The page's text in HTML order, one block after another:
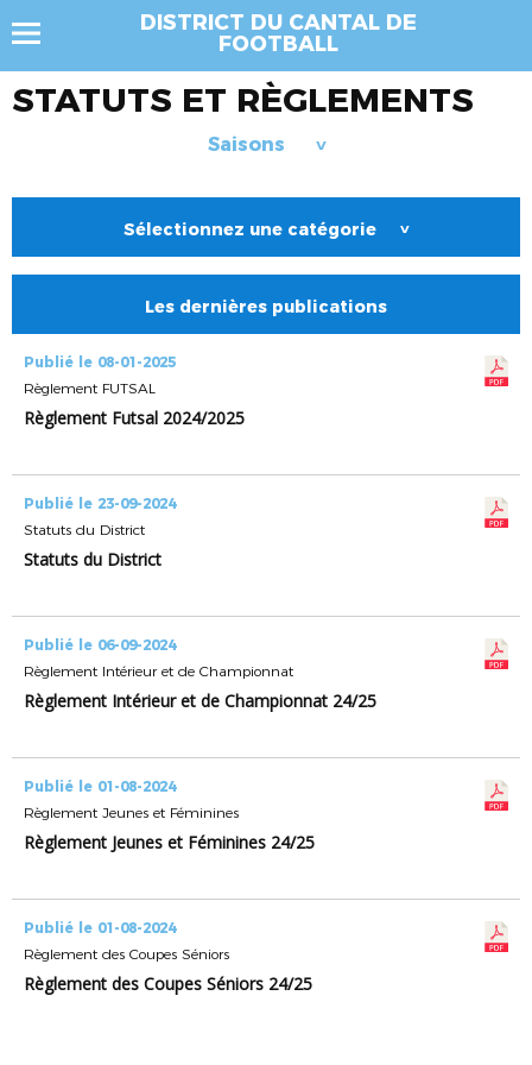
DISTRICT DU CANTAL DE
FOOTBALL
STATUTS ET RÈGLEMENTS
Saisons >
Sélectionnez une catégorie >
Les dernières publications
Publié le 08-01-2025
Règlement FUTSAL
Règlement Futsal 2024/2025
Publié le 23-09-2024
Statuts du District
Statuts du District
Publié le 06-09-2024
Règlement Intérieur et de Championnat
Règlement Intérieur et de Championnat 24/25
Publié le 01-08-2024
Règlement Jeunes et Féminines
Règlement Jeunes et Féminines 24/25
Publié le 01-08-2024
Règlement des Coupes Séniors
Règlement des Coupes Séniors 24/25